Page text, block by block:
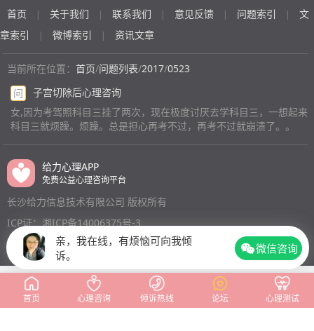
亲，我在线，有烦恼可向我倾
诉。
微信咨询
事情一结束或者考试一结束，我立马会感觉到饥饿感。我
不擅长交际，跟熟悉的朋友可以玩的很开，陌生人就会比
好好吃饭呐。
本上是落单的 在群上讲话也没什么人回我 叫她们帮我拿
一下快递 她们说已经经过了 也不愿意再回去帮我拿一下
三个人一起的时候 教室里有刚好三个人的座位 其中一个
朋友非要挑两个人的座位 然后就让我一个人孤零零的坐
她们在回避我 冷落我 觉得全世界都针对我 一句话一个动
作都会乱想 然后越想越低落 什么事情都做不了 觉得没有
人愿意跟我真正的做朋友 所有人都冷落我 我是有病吧 怎
么疏导自己呢 想起这些就很低落什么都做不了(匿名)
首页 心理咨询 倾诉热线 论坛 心理测试
首页 | 关于我们 | 联系我们 | 意见反馈 | 问题索引 |
文
章索引
| 微博索引 | 资讯文章
当前所在位置： 首页/问题列表/2017/0523
问
子宫切除后心理咨询
女,因为考驾照科目三挂了两次，现在极度讨厌去学科目三，一想起来
科目三就烦躁。烦躁。总是担心再考不过，再考不过就崩溃了。。
给力心理APP
免费公益心理咨询平台
长沙给力信息技术有限公司 版权所有
ICP证：湘ICP备14006375号-3